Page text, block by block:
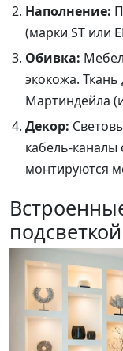
Наполнение:
(марки ST или
Обивка:
экокожа.
Мартиндейла
Декор:
кабель-каналы
монтируются
подсветкой